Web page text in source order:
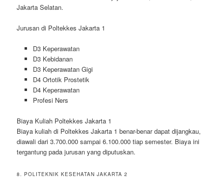
Jakarta Selatan.
Jurusan di Poltekkes Jakarta 1
D3 Keperawatan
D3 Kebidanan
D3 Keperawatan Gigi
D4 Ortotik Prostetik
D4 Keperawatan
Profesi Ners
Biaya Kuliah Poltekkes Jakarta 1
Biaya kuliah di Poltekkes Jakarta 1 benar-benar dapat dijangkau,
diawali dari 3.700.000 sampai 6.100.000 tiap semester. Biaya ini
tergantung pada jurusan yang diputuskan.
8. POLITEKNIK KESEHATAN JAKARTA 2